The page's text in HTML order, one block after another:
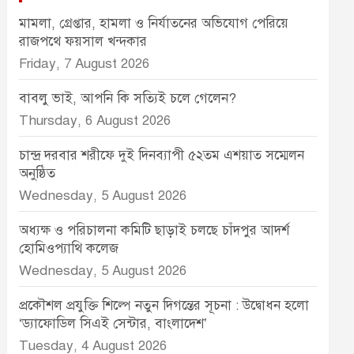
মামলা, গ্রেপ্তার, হামলা ও নির্যাতনের অভিযোগ পেরিয়ে
রাজপথে ফয়সাল খন্দকার
Friday, 7 August 2026
বাবলু ভাই, আপনি কি সত্যিই চলে গেলেন?
Thursday, 6 August 2026
চান্দ্র দরবার শরীফে দুই দিনব্যাপী ৫২তম এশয়াত সম্মেলন
অনুষ্ঠিত
Wednesday, 5 August 2026
অধ্যক্ষ ও পরিচালনা কমিটি ছাড়াই চলছে চাঁদপুর আদর্শ
হোমিওপ্যাথি কলেজ
Wednesday, 5 August 2026
প্রকৌশল প্রযুক্তি শিল্পে নতুন দিগন্তের সূচনা : উদ্বোধন হলো
‘ড্যাফোডিল সিএই সেন্টার, বাংলাদেশ’
Tuesday, 4 August 2026